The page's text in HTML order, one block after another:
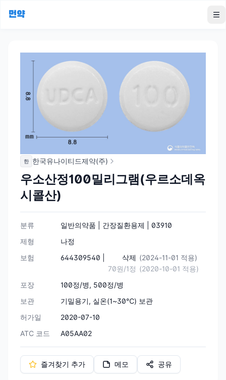
먼약
한 한국유나이티드제약(주)
우소산정100밀리그램(우르소데옥
시콜산)
분류
일반의약품 | 간장질환용제 | 03910
제형
나정
보험
644309540 | 삭제 (2024-11-01 적용)
70원/1정 (2020-10-01 적용)
포장
100정/병, 500정/병
보관
기밀용기, 실온(1~30℃) 보관
허가일
2020-07-10
ATC 코드
A05AA02
즐겨찾기 추가 메모 공유